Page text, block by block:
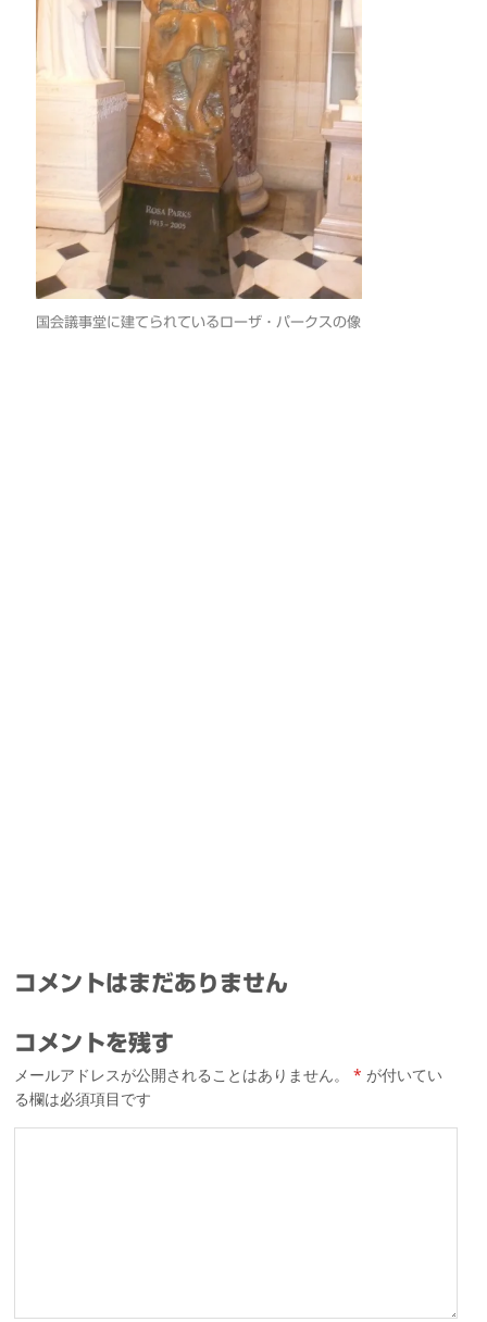
国会議事堂に建てられているローザ・パークスの像
コメントはまだありません
コメントを残す
メールアドレスが公開されることはありません。 * が付いてい
る欄は必須項目です